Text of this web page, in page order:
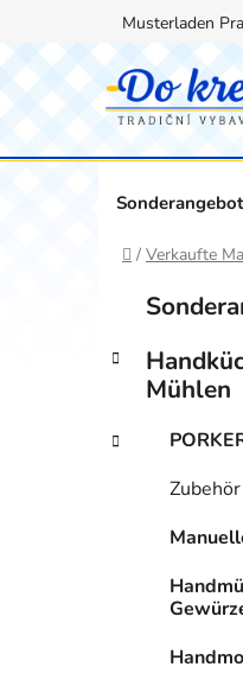
springen
Musterladen
Sonderangebot
Startseite
/ Verkaufte
i
n
Kategorien
überspringen
e
r
Mühlen